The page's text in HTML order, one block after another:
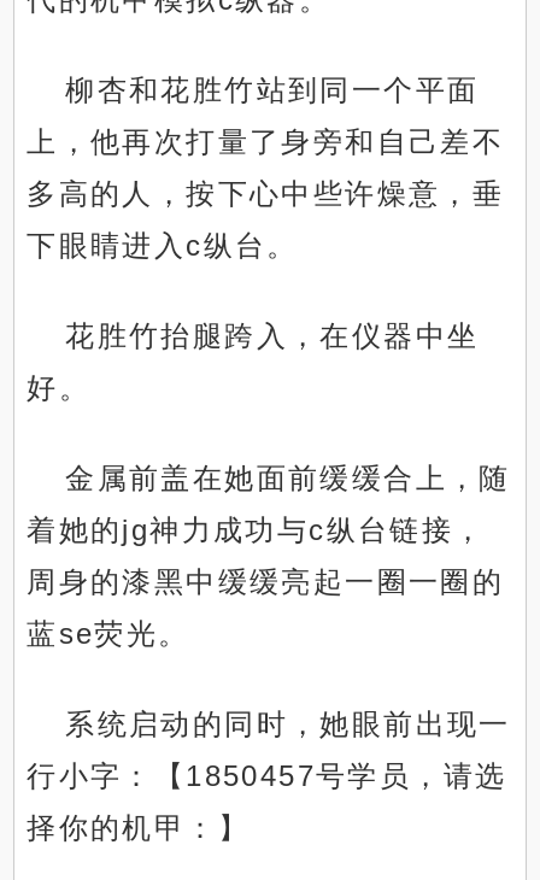
柳杏和花胜竹站到同一个平面
上，他再次打量了身旁和自己差不
多高的人，按下心中些许燥意，垂
下眼睛进入c纵台。
花胜竹抬腿跨入，在仪器中坐
好。
金属前盖在她面前缓缓合上，随
着她的jg神力成功与c纵台链接，
周身的漆黑中缓缓亮起一圈一圈的
蓝se荧光。
系统启动的同时，她眼前出现一
行小字：【1850457号学员，请选
择你的机甲：】